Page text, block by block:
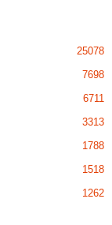
25078
7698
6711
3313
1788
1518
1262